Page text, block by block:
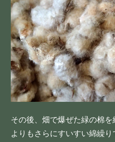
その後、畑で爆ぜた緑の棉
よりもさらにすいすい綿繰